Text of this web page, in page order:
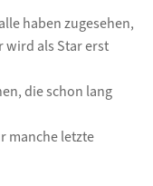
haben zugesehen,
wird als Star erst
die schon lang
manche letzte